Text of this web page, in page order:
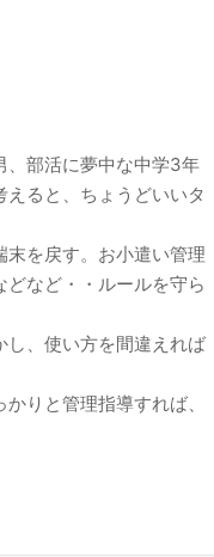
、部活に夢中な中学3年
ると、ちょうどいいタ
を戻す。お小遣い管理
など・・ルールを守ら
し、使い方を間違えれば
りと管理指導すれば、